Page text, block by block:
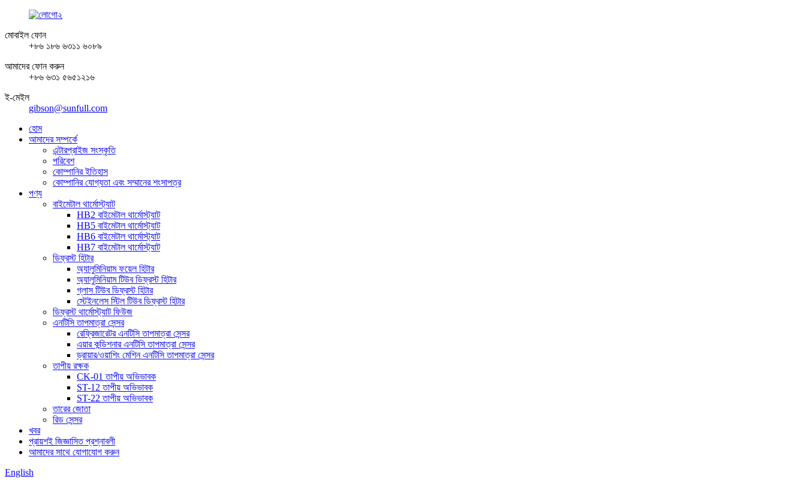
মোবাইল ফোন
+৮৬ ১৮৬ ৬৩১১ ৬০৮৯
আমাদের ফোন করুন
+৮৬ ৬৩১ ৫৬৫১২১৬
ই-মেইল
gibson@sunfull.com
হোম
আমাদের সম্পর্কে
এন্টারপ্রাইজ সংস্কৃতি
পরিবেশ
কোম্পানির ইতিহাস
কোম্পানির যোগ্যতা এবং সম্মানের শংসাপত্র
পণ্য
বাইমেটাল থার্মোস্ট্যাট
HB2 বাইমেটাল থার্মোস্ট্যাট
HB5 বাইমেটাল থার্মোস্ট্যাট
HB6 বাইমেটাল থার্মোস্ট্যাট
HB7 বাইমেটাল থার্মোস্ট্যাট
ডিফ্রস্ট হিটার
অ্যালুমিনিয়াম ফয়েল হিটার
অ্যালুমিনিয়াম টিউব ডিফ্রস্ট হিটার
গ্লাস টিউব ডিফ্রস্ট হিটার
স্টেইনলেস স্টিল টিউব ডিফ্রস্ট হিটার
ডিফ্রস্ট থার্মোস্ট্যাট ফিউজ
এনটিসি তাপমাত্রা সেন্সর
রেফ্রিজারেটর এনটিসি তাপমাত্রা সেন্সর
এয়ার কন্ডিশনার এনটিসি তাপমাত্রা সেন্সর
ড্রায়ার/ওয়াশিং মেশিন এনটিসি তাপমাত্রা সেন্সর
তাপীয় রক্ষক
CK-01 তাপীয় অভিভাবক
ST-12 তাপীয় অভিভাবক
ST-22 তাপীয় অভিভাবক
তারের জোতা
রিড সেন্সর
খবর
প্রায়শই জিজ্ঞাসিত প্রশ্নাবলী
আমাদের সাথে যোগাযোগ করুন
English